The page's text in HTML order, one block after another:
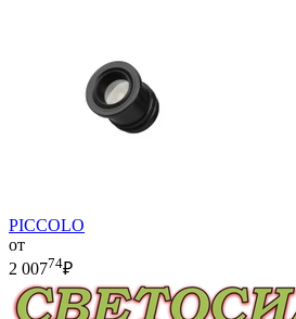
PICCOLO
от
2 00774₽